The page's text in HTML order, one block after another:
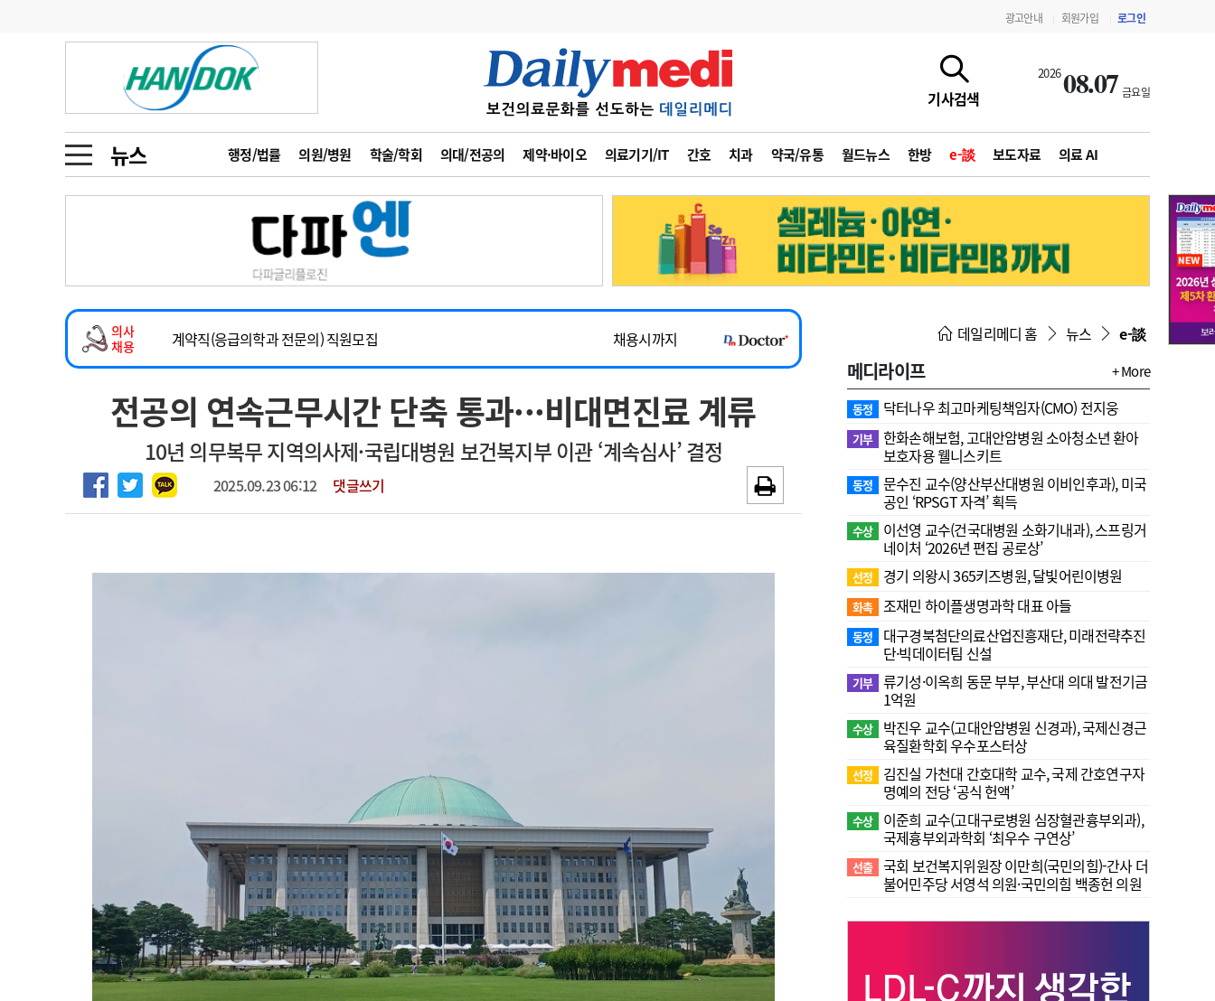
광고안내 회원가입 로그인
기사검색
202608.07 금요일
뉴스 행정/법률 의원/병원 학술/학회 의대/전공의 제약·바이오 의료기기/IT 간호 치과 약국/유통 월드뉴스 한방 e-談 보도자료 의료 AI
금주의 검색어
1
의사인력 수급 추계
2
성분명 처방
3
AI의료
4
전공의 모집 결과
6
관리급여 실시
지필공 지원책
수련환경 개선
의과대학 입시
인사 사고
오피니언 수첩
인물 초대석 피플
동영상뉴스
포토뉴스
메디 Hospital 지역병원 중소병원
인포메이션 행정처분 판례 정책/통계 공시 지침·기준·평가 약제급여 심사 결과
고객센터 회사소개 법적고지 광고안내
의사
채용
2026년 하반기 인턴 모집
~2026-08-31
마취통증의학과 임기제 임상의사 채용
채용시까지
계약직(응급의학과 전문의) 직원모집
채용시까지
하반기 전공의(레지던트1년차) 모집
~2026-08-15
2026년 하반기 인턴 모집
~2026-08-31
마취통증의학과 임기제 임상의사 채용
채용시까지
전공의 연속근무시간 단축 통과···비대면진료 계류
10년 의무복무 지역의사제·국립대병원 보건복지부 이관 ‘계속심사’ 결정
2025.09.23 06:12 댓글쓰기
데일리메디 홈 뉴스 e-談
메디라이프 + More
동정 닥터나우 최고마케팅책임자(CMO) 전지웅
기부 한화손해보험, 고대안암병원 소아청소년 환아
보호자용 웰니스키트
동정
문수진 교수( 양산부산대병원 이비인후과), 미국
공인 ‘RPSGT 자격’ 획득
수상
이선영 교수(건국대병원 소화기내과), 스프링거
네이처 ‘2026년 편집 공로상’
선정 경기 의왕시 365키즈병원, 달빛어린이병원
화촉 조재민 하이플생명과학 대표 아들
동정
대구경북첨단의료산업진흥재단, 미래전략추진
단·빅데이터팀 신설
기부 류기성·이옥희 동문 부부, 부산대 의대 발전기금
1억원
수상
박진우 교수(고대안암병원 신경과), 국제신경근
육질환학회 우수포스터상
선정
김진실 가천대 간호대학 교수, 국제 간호연구자
명예의 전당 ‘공식 헌액’
수상
이준희 교수(고대구로병원 심장혈관흉부외과),
국제흉부외과학회 ‘최우수 구연상’
선출 국회 보건복지위원장 이만희(국민의힘)-간사 더
불어민주당 서영석 의원·국민의힘 백종헌 의원